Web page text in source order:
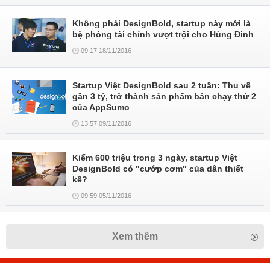
Không phải DesignBold, startup này mới là
bệ phóng tài chính vượt trội cho Hùng Đinh
09:17 18/11/2016
Startup Việt DesignBold sau 2 tuần: Thu về
gần 3 tỷ, trở thành sản phẩm bán chạy thứ 2
của AppSumo
13:57 09/11/2016
Kiếm 600 triệu trong 3 ngày, startup Việt
DesignBold có "cướp cơm" của dân thiết
kế?
09:59 05/11/2016
Xem thêm